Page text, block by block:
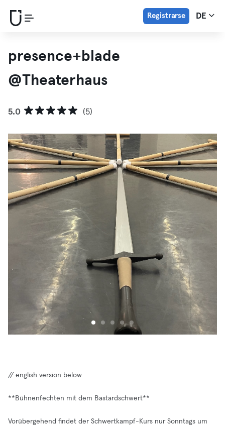
Registrarse DE
presence+blade
@Theaterhaus
5.0 (5)
// english version below
**Bühnenfechten mit dem Bastardschwert**
Vorübergehend findet der Schwertkampf-Kurs nur Sonntags um